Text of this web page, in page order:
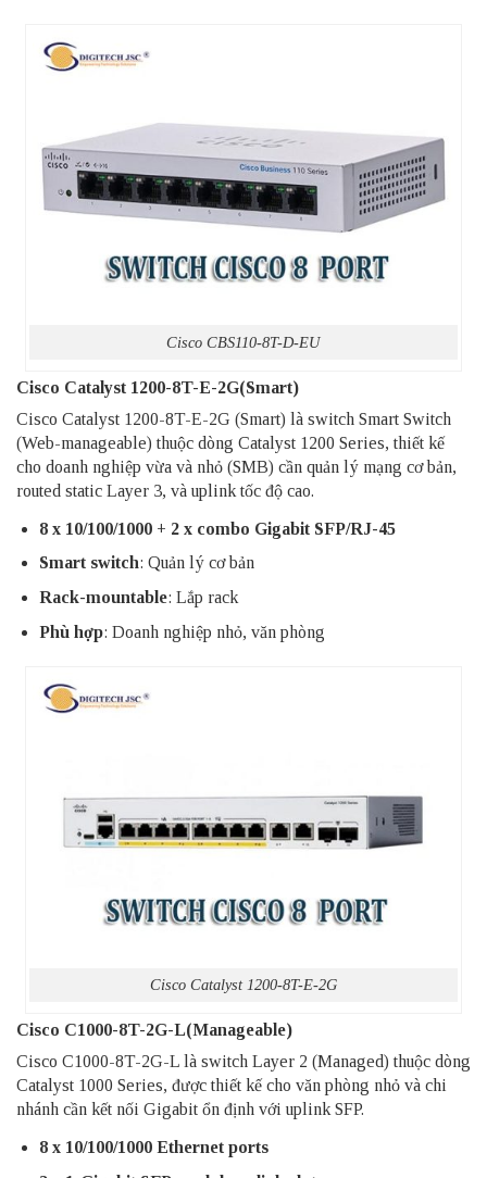
Cisco CBS110-8T-D-EU
Cisco Catalyst 1200-8T-E-2G(Smart)
Cisco Catalyst 1200-8T-E-2G (Smart) là switch Smart Switch
(Web-manageable) thuộc dòng Catalyst 1200 Series, thiết kế
cho doanh nghiệp vừa và nhỏ (SMB) cần quản lý mạng cơ bản,
routed static Layer 3, và uplink tốc độ cao.
8 x 10/100/1000 + 2 x combo Gigabit SFP/RJ-45
Smart switch: Quản lý cơ bản
Rack-mountable: Lắp rack
Phù hợp: Doanh nghiệp nhỏ, văn phòng
Cisco Catalyst 1200-8T-E-2G
Cisco C1000-8T-2G-L(Manageable)
Cisco C1000-8T-2G-L là switch Layer 2 (Managed) thuộc dòng
Catalyst 1000 Series, được thiết kế cho văn phòng nhỏ và chi
nhánh cần kết nối Gigabit ổn định với uplink SFP.
8 x 10/100/1000 Ethernet ports